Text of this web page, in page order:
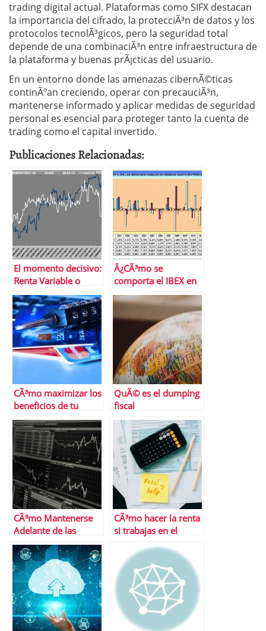
trading digital actual. Plataformas como SIFX destacan
la importancia del cifrado, la protecciÃ³n de datos y los
protocolos tecnolÃ³gicos, pero la seguridad total
depende de una combinaciÃ³n entre infraestructura de
la plataforma y buenas prÃ¡cticas del usuario.
En un entorno donde las amenazas cibernÃ©ticas
continÃºan creciendo, operar con precauciÃ³n,
mantenerse informado y aplicar medidas de seguridad
personal es esencial para proteger tanto la cuenta de
trading como el capital invertido.
Publicaciones Relacionadas:
El momento decisivo:
Renta Variable o
Renta Fija
Â¿CÃ³mo se
comporta el IBEX en
Semana Santa?
CÃ³mo maximizar los
beneficios de tu
tarjeta de crÃ©dito
en 2024
QuÃ© es el dumping
fiscal
CÃ³mo Mantenerse
Adelante de las
Tendencias del
Mercado de Acciones
CÃ³mo hacer la renta
si trabajas en el
en EspaÃ±a